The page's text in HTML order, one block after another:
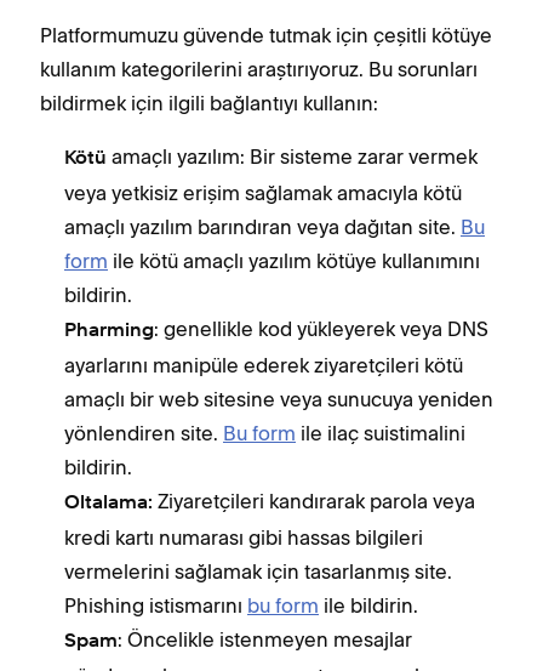
Platformumuzu güvende tutmak için çeşitli kötüye
kullanım kategorilerini araştırıyoruz. Bu sorunları
bildirmek için ilgili bağlantıyı kullanın:
Kötü amaçlı yazılım: Bir sisteme zarar vermek
veya yetkisiz erişim sağlamak amacıyla kötü
amaçlı yazılım barındıran veya dağıtan site. Bu
form ile kötü amaçlı yazılım kötüye kullanımını
bildirin.
Pharming: genellikle kod yükleyerek veya DNS
ayarlarını manipüle ederek ziyaretçileri kötü
amaçlı bir web sitesine veya sunucuya yeniden
yönlendiren site. Bu form ile ilaç suistimalini
bildirin.
Oltalama: Ziyaretçileri kandırarak parola veya
kredi kartı numarası gibi hassas bilgileri
vermelerini sağlamak için tasarlanmış site.
Phishing istismarını bu form ile bildirin.
Spam: Öncelikle istenmeyen mesajlar